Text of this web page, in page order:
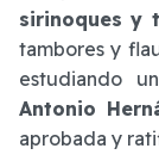
sirinoques y
tambores y
estudiando
Antonio
aprobada y